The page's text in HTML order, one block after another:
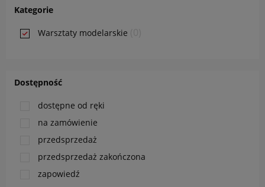
Kategorie
Warsztaty modelarskie
Dostępność
dostępne od ręki
na zamówienie
przedsprzedaż
przedsprzedaż zakończona
zapowiedź